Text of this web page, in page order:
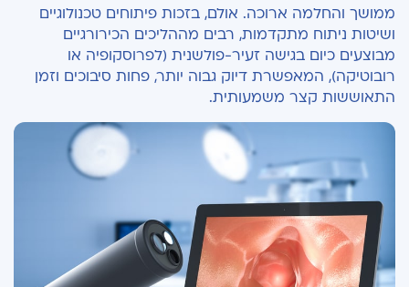
ממושך והחלמה ארוכה. אולם, בזכות פיתוחים טכנולוגיים
ושיטות ניתוח מתקדמות, רבים מההליכים הכירורגיים
מבוצעים כיום בגישה זעיר-פולשנית (לפרוסקופיה או
רובוטיקה), המאפשרת דיוק גבוה יותר, פחות סיבוכים וזמן
התאוששות קצר משמעותית.